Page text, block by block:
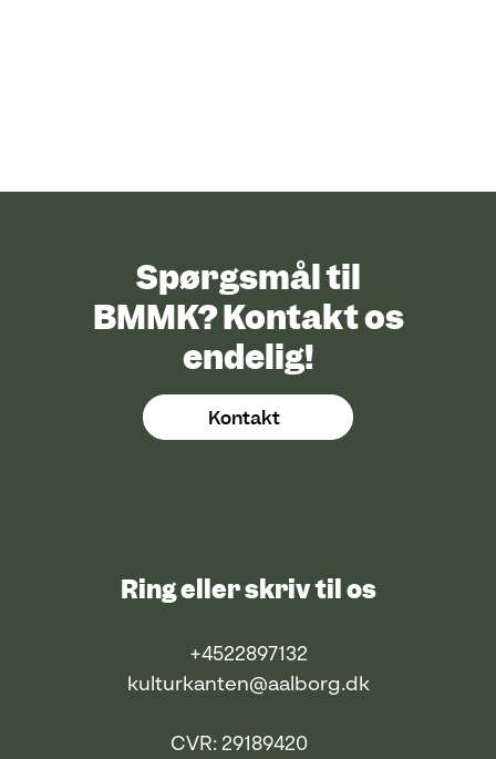
Spørgsmål til
BMMK? Kontakt os
endelig!
Kontakt
Ring eller skriv til os
+4522897132
kulturkanten@aalborg.dk
CVR: 29189420